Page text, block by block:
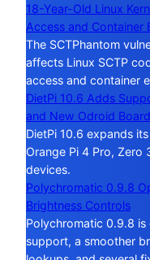
18-Year-Old Linux
Access and Container
The SCTPhantom
affects Linux SCTP
access and container
DietPi 10.6 Adds
and New Odroid
DietPi 10.6 expands
Orange Pi 4 Pro, Zero
devices.
Polychromatic 0.9.8
Brightness Controls
Polychromatic 0.9.8
support, a smoother